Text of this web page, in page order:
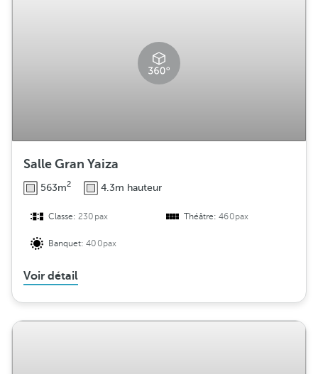
Salle Gran Yaiza
563m2 4.3m hauteur
Classe:230pax Théâtre:460pax
Banquet:400pax
Voir détail